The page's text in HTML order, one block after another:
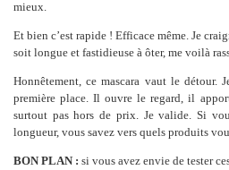
mieux.
Et bien c’est rapide ! Efficace même. Je
soit longue et fastidieuse à ôter, me voilà
Honnêtement, ce mascara vaut le détour.
première place. Il ouvre le regard, il
surtout pas hors de prix. Je valide. Si
longueur, vous savez vers quels produits
BON PLAN : si vous avez envie de tester